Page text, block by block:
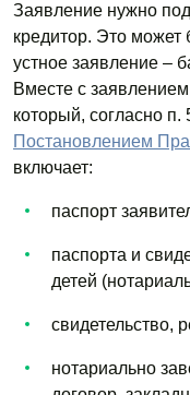
Заявление нужно
кредитор. Это может
устное заявление –
Вместе с
который, согласно
Постановлением
включает:
паспорт
паспорта и
детей
свидетельство,
нотариально